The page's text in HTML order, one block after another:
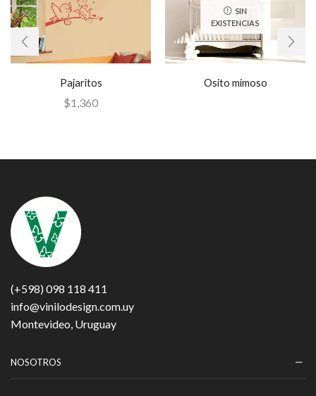
Pajaritos
$1,360
SIN
EXISTENCIAS
Osito mimoso
(+598) 098 118 411
info@vinilodesign.com.uy
Montevideo, Uruguay
NOSOTROS